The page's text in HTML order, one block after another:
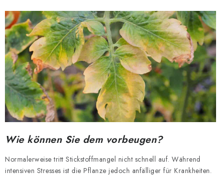
Wie können Sie dem vorbeugen?
Normalerweise tritt Stickstoffmangel nicht schnell auf. Während
intensiven Stresses ist die Pflanze jedoch anfälliger für Krankheiten.